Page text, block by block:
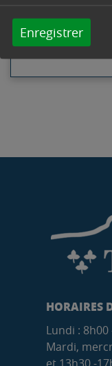
Enregistrer
HORAIRES
Lundi :
Mardi,